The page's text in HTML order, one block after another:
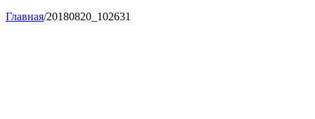
Главная/20180820_102631